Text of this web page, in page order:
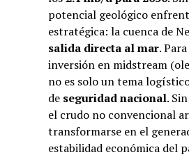
potencial geológico
estratégica: la cuenca de
salida directa al mar.
inversión en midstream
no es solo un tema
de seguridad nacional.
el crudo no convencional
transformarse en el
estabilidad económica del